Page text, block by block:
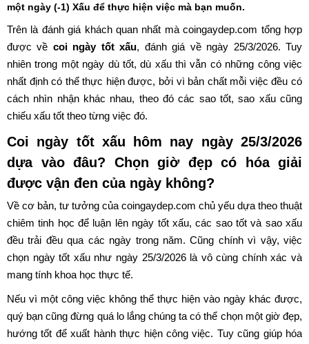
một ngày (-1) Xấu để thực hiện việc mà bạn muốn.
Trên là đánh giá khách quan nhất mà coingaydep.com tổng hợp
được về coi ngày tốt xấu, đánh giá về ngày 25/3/2026. Tuy
nhiên trong một ngày dù tốt, dù xấu thì vẫn có những công việc
nhất định có thể thực hiện được, bởi vì bản chất mỗi việc đều có
cách nhìn nhận khác nhau, theo đó các sao tốt, sao xấu cũng
chiếu xấu tốt theo từng việc đó.
Coi ngày tốt xấu hôm nay ngày 25/3/2026
dựa vào đâu? Chọn giờ đẹp có hóa giải
được vận đen của ngày không?
Về cơ bản, tư tưởng của coingaydep.com chủ yếu dựa theo thuật
chiêm tinh học để luận lên ngày tốt xấu, các sao tốt và sao xấu
đều trải đều qua các ngày trong năm. Cũng chính vì vậy, việc
chọn ngày tốt xấu như ngày 25/3/2026 là vô cùng chính xác và
mang tính khoa học thực tế.
Nếu vì một công việc không thể thực hiện vào ngày khác được,
quý bạn cũng đừng quá lo lắng chúng ta có thể chọn một giờ đẹp,
hướng tốt để xuất hành thực hiện công việc. Tuy cũng giúp hóa